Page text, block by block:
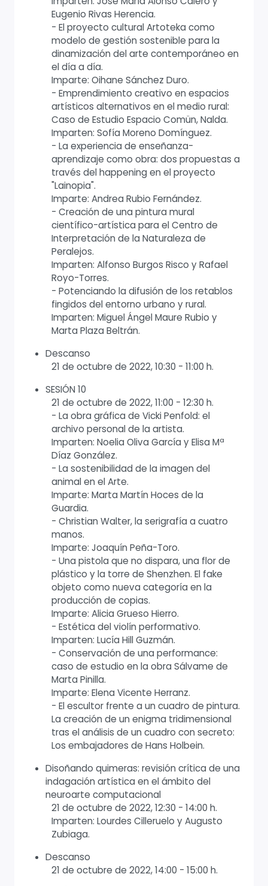
Eugenio Rivas Herencia.
- El proyecto cultural Artoteka como
modelo de gestión sostenible para la
dinamización del arte contemporáneo en
el día a día.
Imparte: Oihane Sánchez Duro.
- Emprendimiento creativo en espacios
artísticos alternativos en el medio rural:
Caso de Estudio Espacio Comün, Nalda.
Imparten: Sofía Moreno Domínguez.
- La experiencia de enseñanza-
aprendizaje como obra: dos propuestas a
través del happening en el proyecto
"Lainopia".
Imparte: Andrea Rubio Fernández.
- Creación de una pintura mural
científico-artística para el Centro de
Interpretación de la Naturaleza de
Peralejos.
Imparten: Alfonso Burgos Risco y Rafael
Royo-Torres.
- Potenciando la difusión de los retablos
fingidos del entorno urbano y rural.
Imparten: Miguel Ángel Maure Rubio y
Marta Plaza Beltrán.
Descanso
21 de octubre de 2022, 10:30 - 11:00 h.
SESIÓN 10
21 de octubre de 2022, 11:00 - 12:30 h.
- La obra gráfica de Vicki Penfold: el
archivo personal de la artista.
Imparten: Noelia Oliva García y Elisa Mª
Díaz González.
- La sostenibilidad de la imagen del
animal en el Arte.
Imparte: Marta Martín Hoces de la
Guardia.
- Christian Walter, la serigrafía a cuatro
manos.
Imparte: Joaquín Peña-Toro.
- Una pistola que no dispara, una flor de
plástico y la torre de Shenzhen. El fake
objeto como nueva categoría en la
producción de copias.
Imparte: Alicia Grueso Hierro.
- Estética del violín performativo.
Imparten: Lucía Hill Guzmán.
- Conservación de una performance:
caso de estudio en la obra Sálvame de
Marta Pinilla.
Imparte: Elena Vicente Herranz.
- El escultor frente a un cuadro de pintura.
La creación de un enigma tridimensional
tras el análisis de un cuadro con secreto:
Los embajadores de Hans Holbein.
Disoñando quimeras: revisión crítica de una
indagación artística en el ámbito del
neuroarte computacional
21 de octubre de 2022, 12:30 - 14:00 h.
Imparten: Lourdes Cilleruelo y Augusto
Zubiaga.
Descanso
21 de octubre de 2022, 14:00 - 15:00 h.